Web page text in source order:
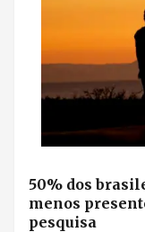
50% dos
menos
pesquisa